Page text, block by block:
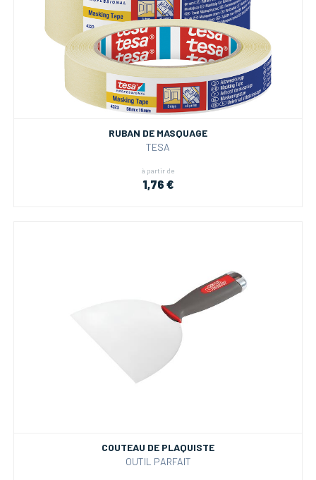
RUBAN DE MASQUAGE
TESA
à partir de
1,76 €
COUTEAU DE PLAQUISTE
OUTIL PARFAIT